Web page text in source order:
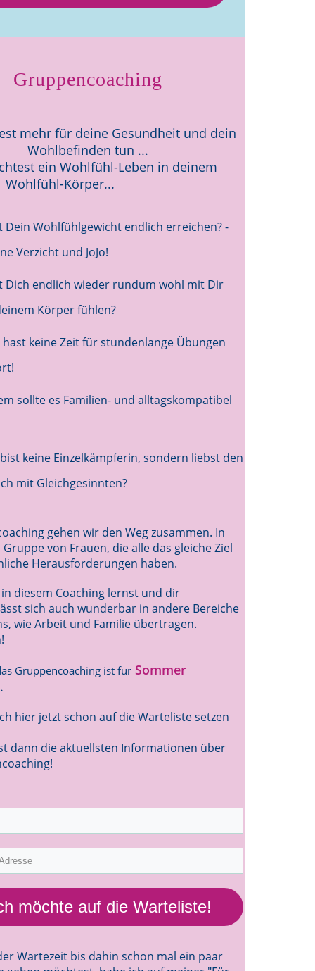
Gruppencoaching
mehr für deine Gesundheit und dein
Wohlbefinden tun ...
ein Wohlfühl-Leben in deinem
Wohlfühl-Körper...
Dein Wohlfühlgewicht endlich erreichen? -
Verzicht und JoJo!
Dich endlich wieder rundum wohl mit Dir
Körper fühlen?
keine Zeit für stundenlange Übungen
sollte es Familien- und alltagskompatibel
keine Einzelkämpferin, sondern liebst den
mit Gleichgesinnten?
gehen wir den Weg zusammen. In
von Frauen, die alle das gleiche Ziel
Herausforderungen haben.
in diesem Coaching lernst und dir
sich auch wunderbar in andere Bereiche
wie Arbeit und Familie übertragen.
Gruppencoaching ist für Sommer
.
hier jetzt schon auf die Warteliste setzen
dann die aktuellsten Informationen über
möchte auf die Warteliste!
Wartezeit bis dahin schon mal ein paar